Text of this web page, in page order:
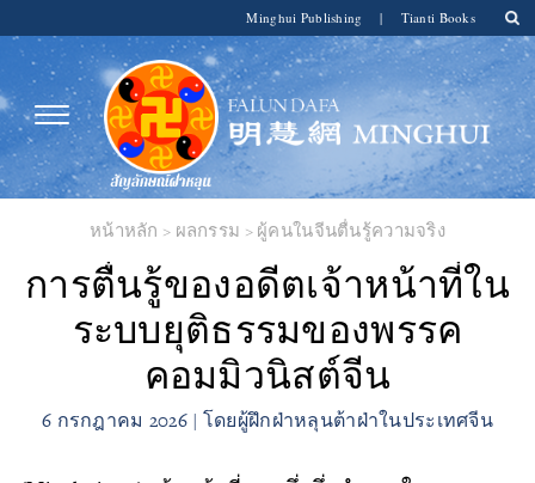
Minghui Publishing | Tianti Books
หน้าหลัก > ผลกรรม > ผู้คนในจีนตื่นรู้ความจริง
การตื่นรู้ของอดีตเจ้าหน้าที่ใน
ระบบยุติธรรมของพรรค
คอมมิวนิสต์จีน
6 กรกฎาคม 2026 | โดยผู้ฝึกฝ่าหลุนต้าฝ่าในประเทศจีน